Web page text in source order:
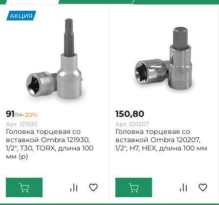
АКЦИЯ
91114-20%
Арт. 121930
Головка торцевая со
вставкой Ombra 121930,
1/2", T30, TORX, длина 100
мм (р)
150,80
Арт. 120207
Головка торцевая со
вставкой Ombra 120207,
1/2", H7, HEX, длина 100 мм